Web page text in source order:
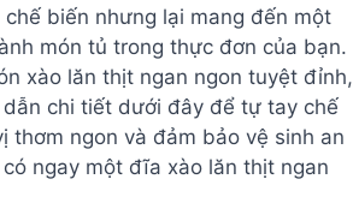
biến nhưng lại mang đến một
món tủ trong thực đơn của bạn.
xào lăn thịt ngan ngon tuyệt đỉnh,
dẫn chi tiết dưới đây để tự tay chế
thơm ngon và đảm bảo vệ sinh an
ngay một đĩa xào lăn thịt ngan